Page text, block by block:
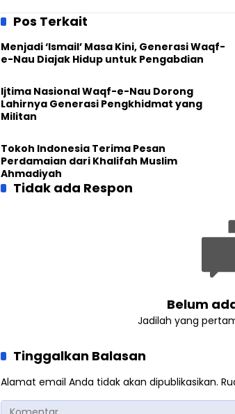
Pos Terkait
Menjadi ‘Ismail’ Masa Kini, Generasi Waqf-
e-Nau Diajak Hidup untuk Pengabdian
Ijtima Nasional Waqf-e-Nau Dorong
Lahirnya Generasi Pengkhidmat yang
Militan
Tokoh Indonesia Terima Pesan
Perdamaian dari Khalifah Muslim
Ahmadiyah
Tidak ada Respon
Belum
Jadilah yang
Tinggalkan Balasan
Alamat email Anda tidak akan dipublikasikan.